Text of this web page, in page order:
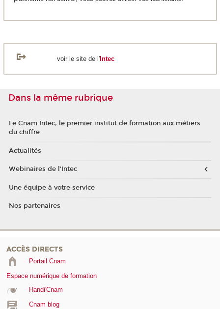
voir le site de l' Intec
Dans la même rubrique
Le Cnam Intec, le premier institut de formation aux métiers
du chiffre
Actualités
Webinaires de l'Intec
Une équipe à votre service
Nos partenaires
ACCÈS DIRECTS
Portail Cnam
Espace numérique de formation
Handi'Cnam
Cnam blog